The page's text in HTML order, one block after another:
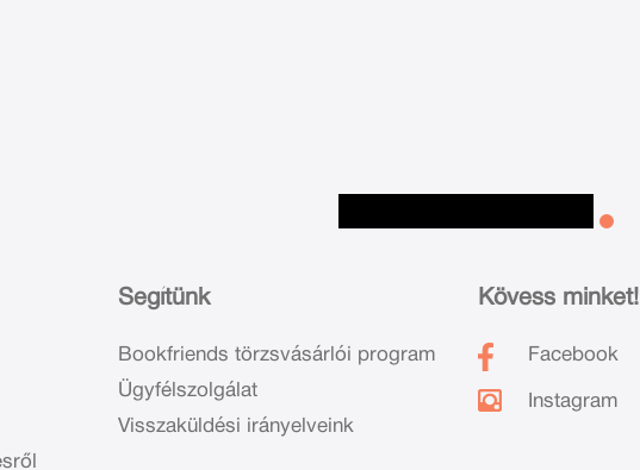
Segítünk
Bookfriends törzsvásárlói program
Ügyfélszolgálat
Visszaküldési irányelveink
Kövess minket!
Facebook
Instagram